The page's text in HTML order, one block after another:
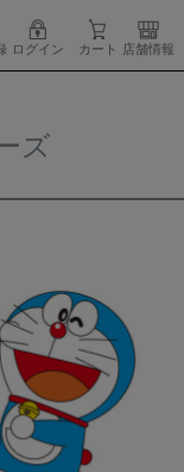
ログイン カート 店舗情報
ズ